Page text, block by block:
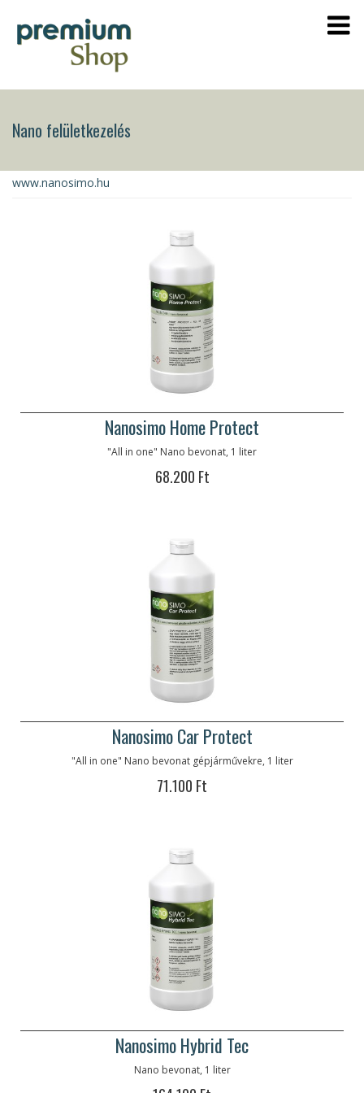
Nano felületkezelés
www.nanosimo.hu
Nanosimo Home Protect
"All in one" Nano bevonat, 1 liter
68.200 Ft
Nanosimo Car Protect
"All in one" Nano bevonat gépjárművekre, 1 liter
71.100 Ft
Nanosimo Hybrid Tec
Nano bevonat, 1 liter